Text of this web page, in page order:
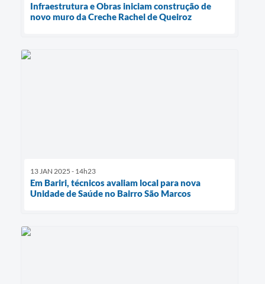
Infraestrutura e Obras iniciam construção de
novo muro da Creche Rachel de Queiroz
13 JAN 2025 - 14h23
Em Bariri, técnicos avaliam local para nova
Unidade de Saúde no Bairro São Marcos